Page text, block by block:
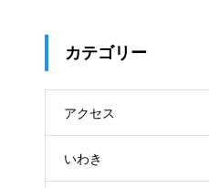
カテゴリー
アクセス
いわき